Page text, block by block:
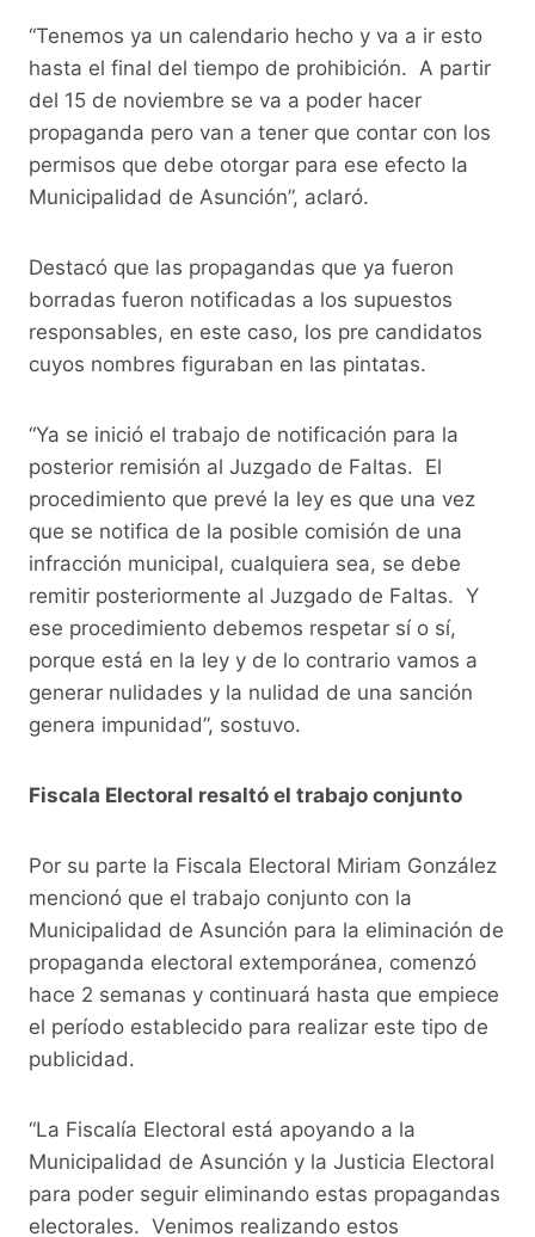
“Tenemos ya un calendario hecho y va a ir esto
hasta el final del tiempo de prohibición. A partir
del 15 de noviembre se va a poder hacer
propaganda pero van a tener que contar con los
permisos que debe otorgar para ese efecto la
Municipalidad de Asunción”, aclaró.
Destacó que las propagandas que ya fueron
borradas fueron notificadas a los supuestos
responsables, en este caso, los pre candidatos
cuyos nombres figuraban en las pintatas.
“Ya se inició el trabajo de notificación para la
posterior remisión al Juzgado de Faltas. El
procedimiento que prevé la ley es que una vez
que se notifica de la posible comisión de una
infracción municipal, cualquiera sea, se debe
remitir posteriormente al Juzgado de Faltas. Y
ese procedimiento debemos respetar sí o sí,
porque está en la ley y de lo contrario vamos a
generar nulidades y la nulidad de una sanción
genera impunidad”, sostuvo.
Fiscala Electoral resaltó el trabajo conjunto
Por su parte la Fiscala Electoral Miriam González
mencionó que el trabajo conjunto con la
Municipalidad de Asunción para la eliminación de
propaganda electoral extemporánea, comenzó
hace 2 semanas y continuará hasta que empiece
el período establecido para realizar este tipo de
publicidad.
“La Fiscalía Electoral está apoyando a la
Municipalidad de Asunción y la Justicia Electoral
para poder seguir eliminando estas propagandas
electorales. Venimos realizando estos